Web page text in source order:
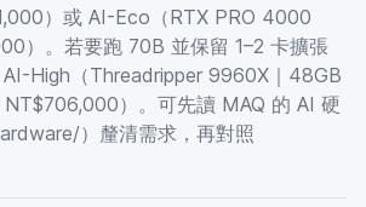
）或 AI-Eco（RTX PRO 4000
）。若要跑 70B 並保留 1–2 卡擴張
AI-High（Threadripper 9960X｜48GB
NT$706,000）。可先讀 MAQ 的 AI 硬
）釐清需求，再對照